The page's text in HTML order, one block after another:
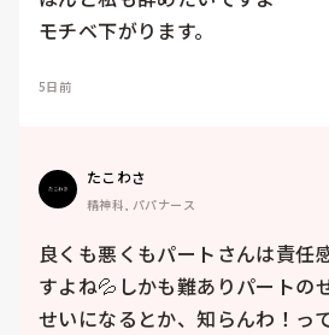
5日前
たこわさ
精神科, パパナース
良くも悪くもパートさんは責任
すよね💦しかも難ありパートの
せいになるとか、知らんわ！っ